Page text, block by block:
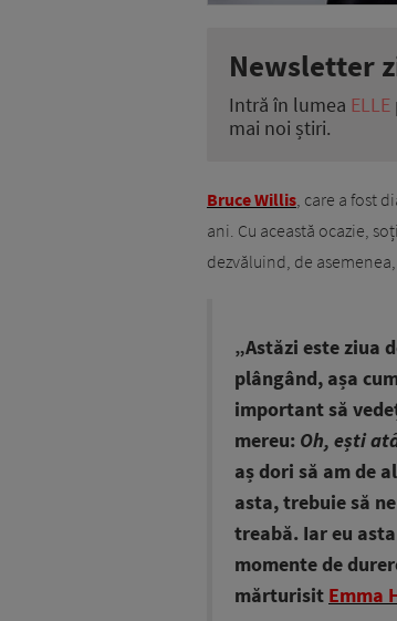
Newsletter
Intră în lumea ELLE
mai noi știri.
Bruce Willis, care a fost
ani. Cu această ocazie,
dezvăluind, de
„Astăzi este ziua
plângând, așa
important să
mereu: Oh, ești
aș dori să am de
asta, trebuie să
treabă. Iar eu
momente de
mărturisit Emma